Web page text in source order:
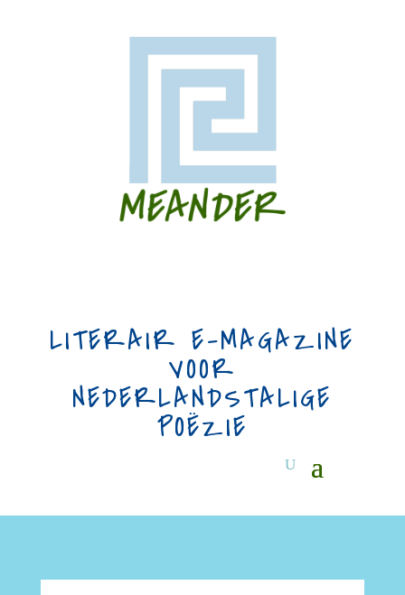
LITERAIR E-MAGAZINE
VOOR
NEDERLANDSTALIGE
POËZIE